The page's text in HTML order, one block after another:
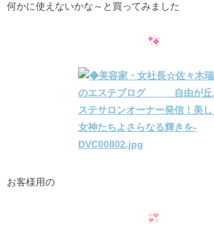
何かに使えないかな～と買ってみました
お客様用の